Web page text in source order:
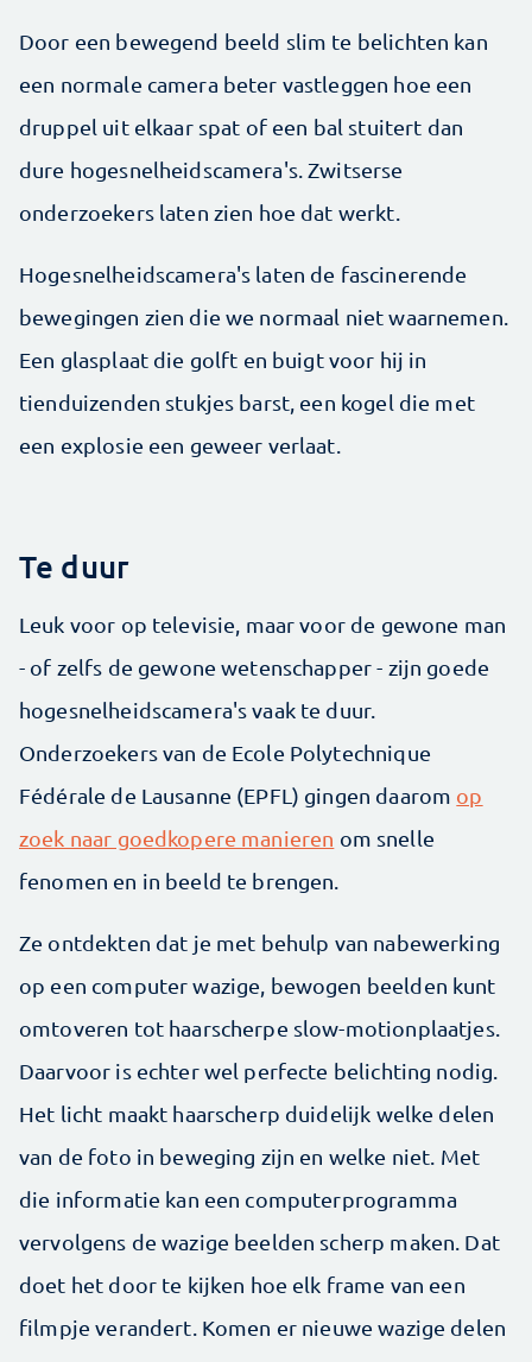
Door een bewegend beeld slim te belichten kan
een normale camera beter vastleggen hoe een
druppel uit elkaar spat of een bal stuitert dan
dure hogesnelheidscamera's. Zwitserse
onderzoekers laten zien hoe dat werkt.
Hogesnelheidscamera's laten de fascinerende
bewegingen zien die we normaal niet waarnemen.
Een glasplaat die golft en buigt voor hij in
tienduizenden stukjes barst, een kogel die met
een explosie een geweer verlaat.
Te duur
Leuk voor op televisie, maar voor de gewone man
- of zelfs de gewone wetenschapper - zijn goede
hogesnelheidscamera's vaak te duur.
Onderzoekers van de Ecole Polytechnique
Fédérale de Lausanne (EPFL) gingen daarom op
zoek naar goedkopere manieren om snelle
fenomen en in beeld te brengen.
Ze ontdekten dat je met behulp van nabewerking
op een computer wazige, bewogen beelden kunt
omtoveren tot haarscherpe slow-motionplaatjes.
Daarvoor is echter wel perfecte belichting nodig.
Het licht maakt haarscherp duidelijk welke delen
van de foto in beweging zijn en welke niet. Met
die informatie kan een computerprogramma
vervolgens de wazige beelden scherp maken. Dat
doet het door te kijken hoe elk frame van een
filmpje verandert. Komen er nieuwe wazige delen